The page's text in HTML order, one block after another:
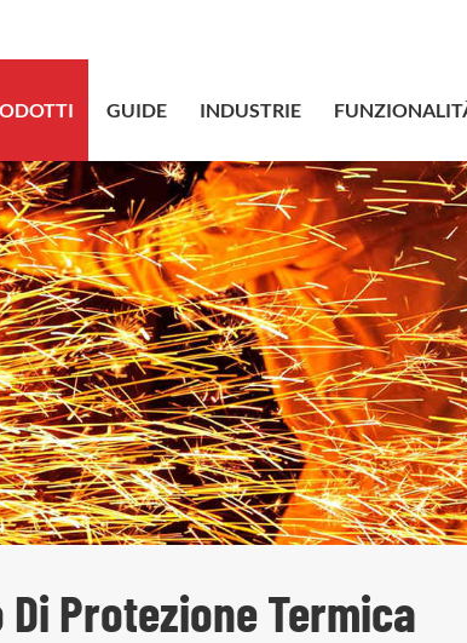
GUIDE INDUSTRIE
Protezione Termica